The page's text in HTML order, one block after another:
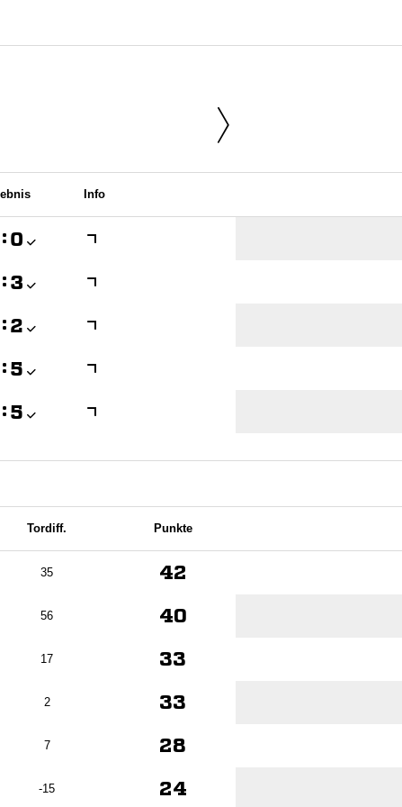
Info
: 
: 
: 
: 
: 
Tordiff. Punkte
35 42
56 40
17 33
2 33
7 28
-15 24